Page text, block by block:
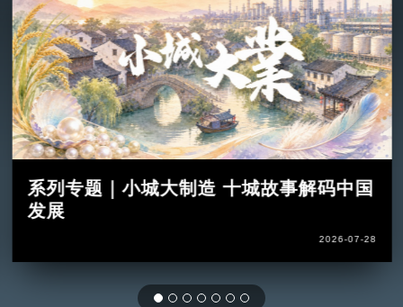
系列专题｜小城大制造 十城故事解码中国
发展
2026-07-28